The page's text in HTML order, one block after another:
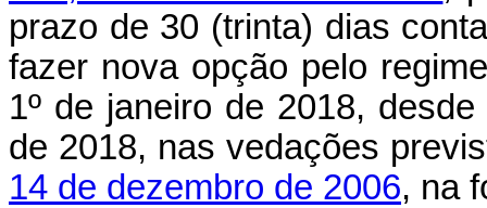
prazo de 30 (trinta) dias
fazer nova opção pelo
1º de janeiro de 2018,
de 2018, nas vedações
14 de dezembro de 2006, na